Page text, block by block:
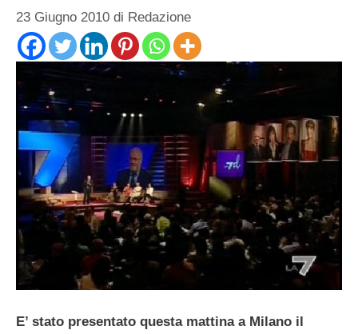
23 Giugno 2010 di Redazione
E’ stato presentato questa mattina a Milano il